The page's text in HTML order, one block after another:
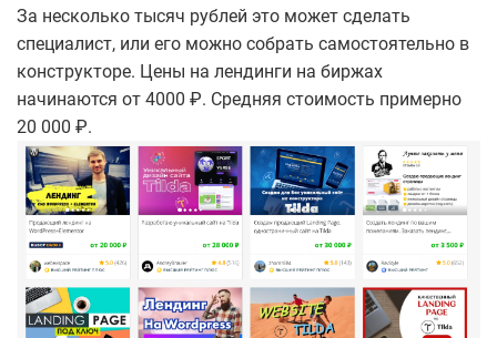
За несколько тысяч рублей это может сделать
специалист, или его можно собрать самостоятельно в
конструкторе. Цены на лендинги на биржах
начинаются от 4000 ₽. Средняя стоимость примерно
20 000 ₽.